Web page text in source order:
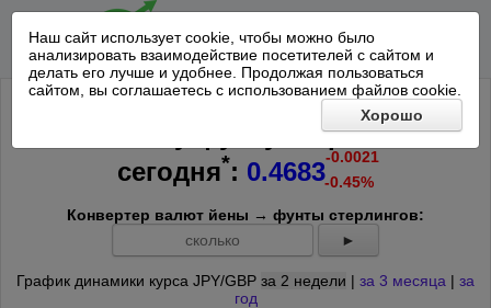
Наш сайт использует cookie, чтобы можно было
анализировать взаимодействие посетителей с сайтом и
делать его лучше и удобнее. Продолжая пользоваться
сайтом, вы соглашаетесь с использованием файлов cookie.
Хорошо
Курс 100 Японских йен к
Английскому фунту стерлингов на
сегодня*: 0.4683-0.0021
-0.45%
Конвертер валют йены → фунты стерлингов:
►
График динамики курса JPY/GBP за 2 недели | за 3 месяца | за
год